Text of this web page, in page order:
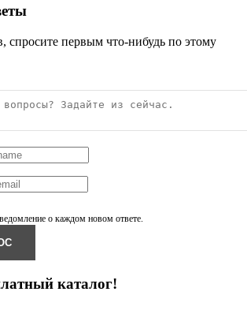
спросите первым что-нибудь по этому
о каждом новом ответе.
каталог!